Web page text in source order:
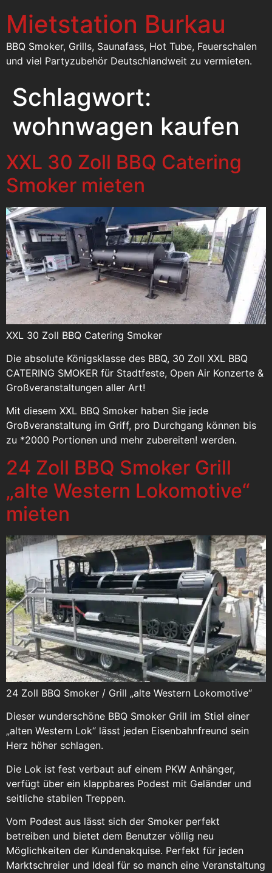
Mietstation Burkau
BBQ Smoker, Grills, Saunafass, Hot Tube, Feuerschalen
und viel Partyzubehör Deutschlandweit zu vermieten.
Schlagwort:
wohnwagen kaufen
XXL 30 Zoll BBQ Catering
Smoker mieten
XXL 30 Zoll BBQ Catering Smoker
Die absolute Königsklasse des BBQ, 30 Zoll XXL BBQ
CATERING SMOKER für Stadtfeste, Open Air Konzerte &
Großveranstaltungen aller Art!
Mit diesem XXL BBQ Smoker haben Sie jede
Großveranstaltung im Griff, pro Durchgang können bis
zu *2000 Portionen und mehr zubereiten! werden.
24 Zoll BBQ Smoker Grill
„alte Western Lokomotive“
mieten
24 Zoll BBQ Smoker / Grill „alte Western Lokomotive“
Dieser wunderschöne BBQ Smoker Grill im Stiel einer
„alten Western Lok“ lässt jeden Eisenbahnfreund sein
Herz höher schlagen.
Die Lok ist fest verbaut auf einem PKW Anhänger,
verfügt über ein klappbares Podest mit Geländer und
seitliche stabilen Treppen.
Vom Podest aus lässt sich der Smoker perfekt
betreiben und bietet dem Benutzer völlig neu
Möglichkeiten der Kundenakquise. Perfekt für jeden
Marktschreier und Ideal für so manch eine Veranstaltung